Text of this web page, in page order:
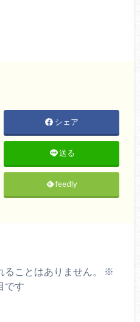
シェア
送る
feedly
ことはありません。
※
です